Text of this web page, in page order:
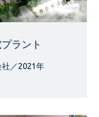
ラント
社／2021年